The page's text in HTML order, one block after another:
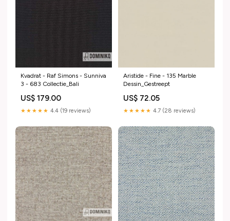
Kvadrat - Raf Simons - Sunniva
3 - 683 Collectie_Bali
US$ 179.00
★★★★★ 4.4 (19 reviews)
Aristide - Fine - 135 Marble
Dessin_Gestreept
US$ 72.05
★★★★★ 4.7 (28 reviews)